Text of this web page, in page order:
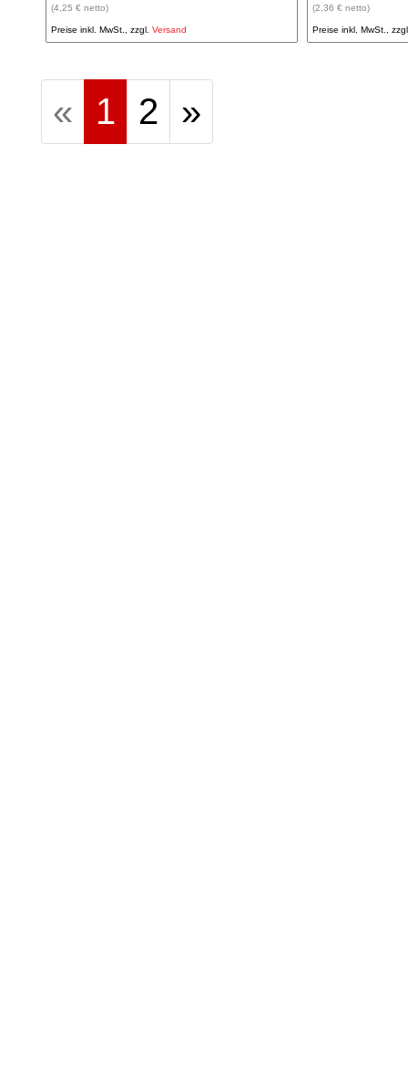
(4,25 € netto)
Preise inkl. MwSt., zzgl. Versand
(2,36 € netto)
Preise inkl. MwSt.,
« 1 (aktuell)
2 (aktuell)
»